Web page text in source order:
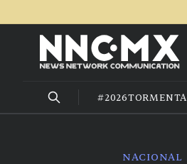
NACIONAL